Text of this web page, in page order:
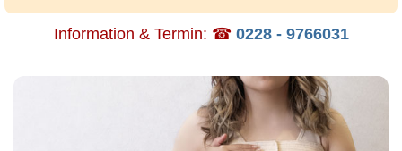
Information & Termin: ☎ 0228 - 9766031